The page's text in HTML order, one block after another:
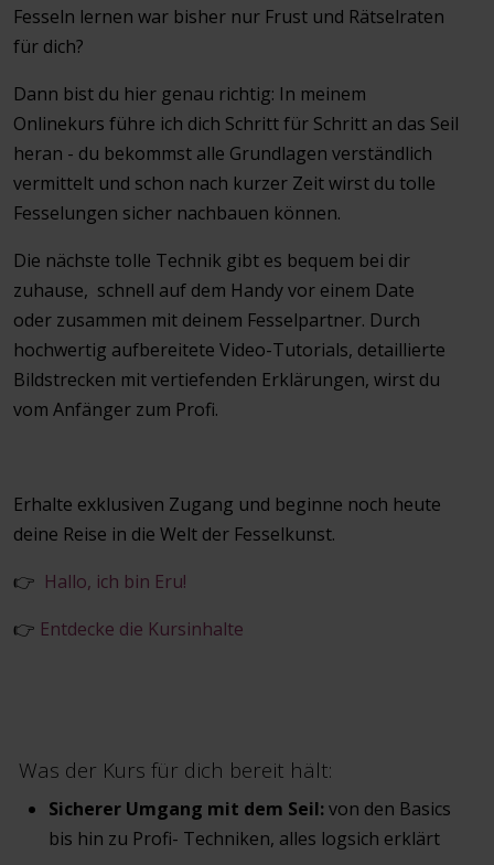
Fesseln lernen war bisher nur Frust und Rätselraten
für dich?
Dann bist du hier genau richtig: In meinem
Onlinekurs führe ich dich Schritt für Schritt an das Seil
heran - du bekommst alle Grundlagen verständlich
vermittelt und schon nach kurzer Zeit wirst du tolle
Fesselungen sicher nachbauen können.
Die nächste tolle Technik gibt es bequem bei dir
zuhause, schnell auf dem Handy vor einem Date
oder zusammen mit deinem Fesselpartner. Durch
hochwertig aufbereitete Video-Tutorials, detaillierte
Bildstrecken mit vertiefenden Erklärungen, wirst du
vom Anfänger zum Profi.
Erhalte exklusiven Zugang und beginne noch heute
deine Reise in die Welt der Fesselkunst.
👉 Hallo, ich bin Eru!
👉 Entdecke die Kursinhalte
Was der Kurs für dich bereit hält:
Sicherer Umgang mit dem Seil:von den Basics
bis hin zu Profi- Techniken, alles logsich erklärt